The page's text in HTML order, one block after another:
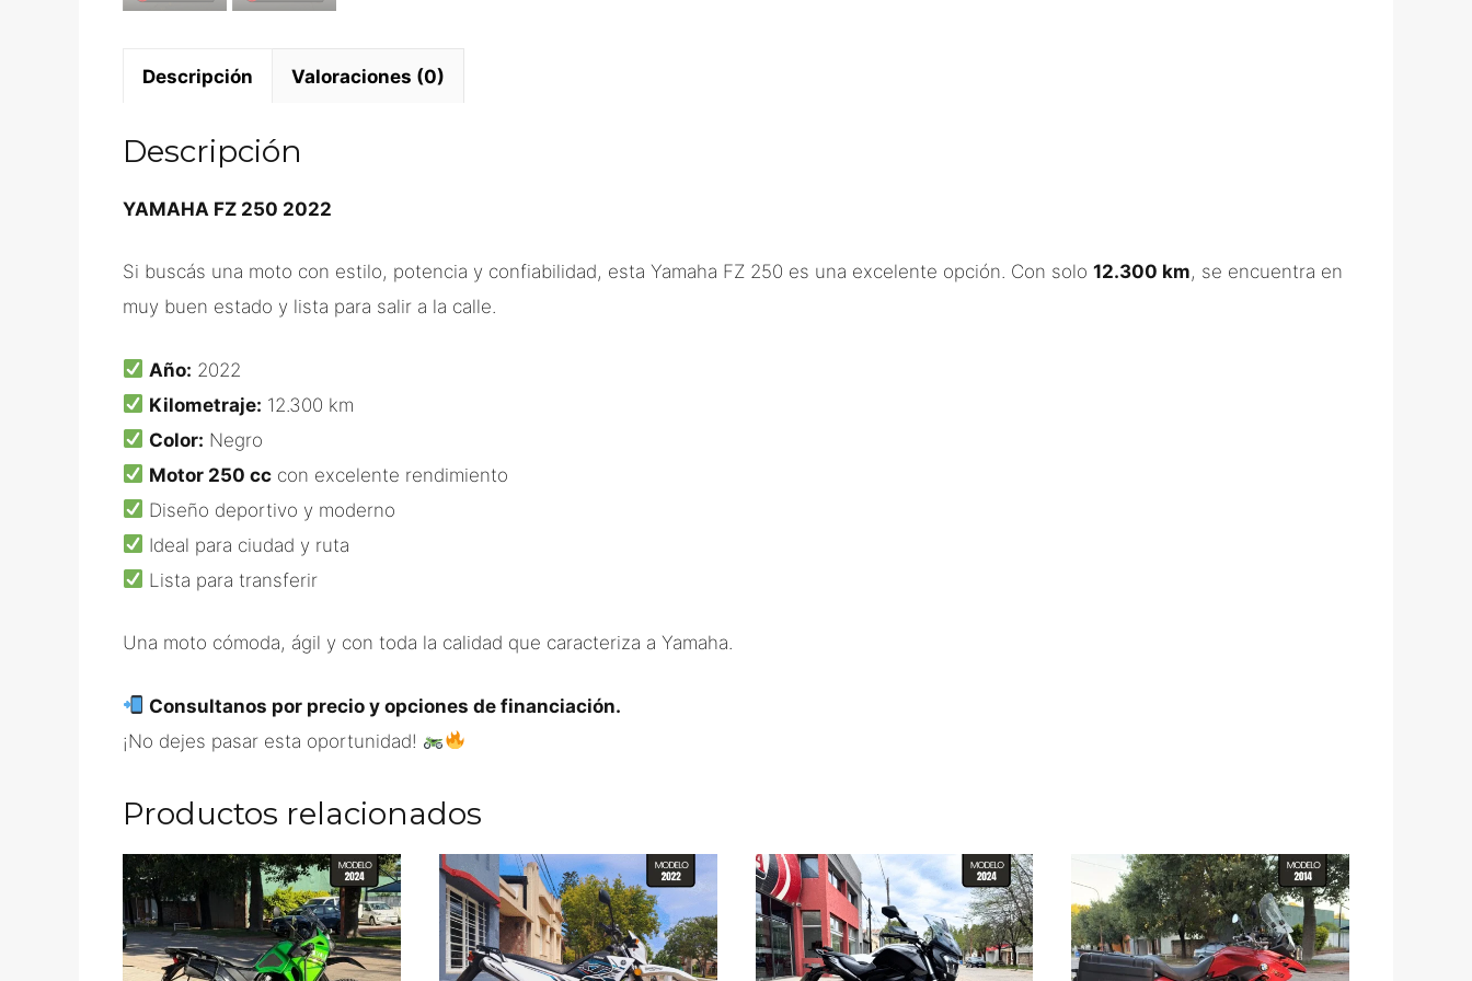
Descripción Valoraciones (0)
Descripción
YAMAHA FZ 250 2022
Si buscás una moto con estilo, potencia y confiabilidad, esta Yamaha FZ 250 es una excelente opción. Con solo 12.300 km, se encuentra en
muy buen estado y lista para salir a la calle.
Año: 2022
Kilometraje: 12.300 km
Color: Negro
Motor 250 cc con excelente rendimiento
Diseño deportivo y moderno
Ideal para ciudad y ruta
Lista para transferir
Una moto cómoda, ágil y con toda la calidad que caracteriza a Yamaha.
Consultanos por precio y opciones de financiación.
¡No dejes pasar esta oportunidad!
Productos relacionados